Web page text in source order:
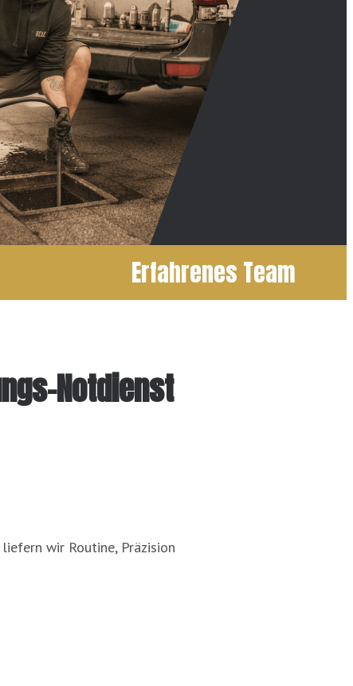
Erfahrenes Team
Notdienst
wir Routine, Präzision